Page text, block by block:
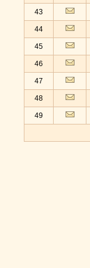
43
44
45
46
47
48
49